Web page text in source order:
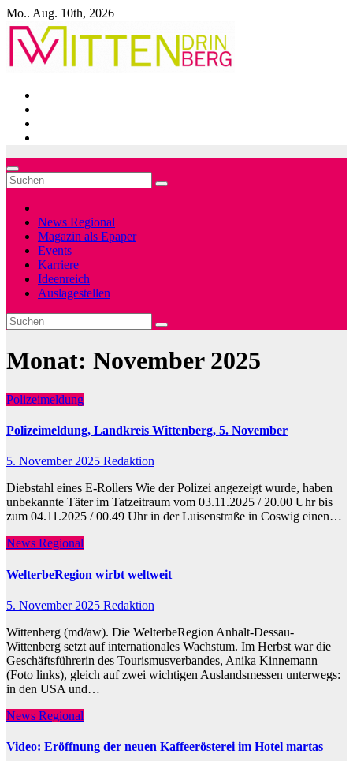
Zum
Inhalt
springen
Mo.. Aug. 10th, 2026
News Regional
Magazin als Epaper
Events
Karriere
Ideenreich
Auslagestellen
Monat: November 2025
Polizeimeldung
Polizeimeldung, Landkreis Wittenberg, 5. November
5. November 2025 Redaktion
Diebstahl eines E-Rollers Wie der Polizei angezeigt wurde, haben
unbekannte Täter im Tatzeitraum vom 03.11.2025 / 20.00 Uhr bis
zum 04.11.2025 / 00.49 Uhr in der Luisenstraße in Coswig einen…
News Regional
WelterbeRegion wirbt weltweit
5. November 2025 Redaktion
Wittenberg (md/aw). Die WelterbeRegion Anhalt-Dessau-
Wittenberg setzt auf internationales Wachstum. Im Herbst war die
Geschäftsführerin des Tourismusverbandes, Anika Kinnemann
(Foto links), gleich auf zwei wichtigen Auslandsmessen unterwegs:
in den USA und…
News Regional
Video: Eröffnung der neuen Kaffeerösterei im Hotel martas